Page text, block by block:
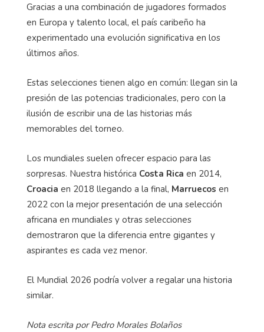
Gracias a una combinación de jugadores formados
en Europa y talento local, el país caribeño ha
experimentado una evolución significativa en los
últimos años.
Estas selecciones tienen algo en común: llegan sin la
presión de las potencias tradicionales, pero con la
ilusión de escribir una de las historias más
memorables del torneo.
Los mundiales suelen ofrecer espacio para las
sorpresas. Nuestra histórica Costa Rica en 2014,
Croacia en 2018 llegando a la final, Marruecos en
2022 con la mejor presentación de una selección
africana en mundiales y otras selecciones
demostraron que la diferencia entre gigantes y
aspirantes es cada vez menor.
El Mundial 2026 podría volver a regalar una historia
similar.
Nota escrita por Pedro Morales Bolaños